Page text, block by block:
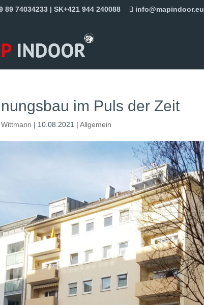
89 74034233 | SK+421 944 240088 info@mapindoor.eu
im Puls der Zeit
| 10.08.2021 |Allgemein